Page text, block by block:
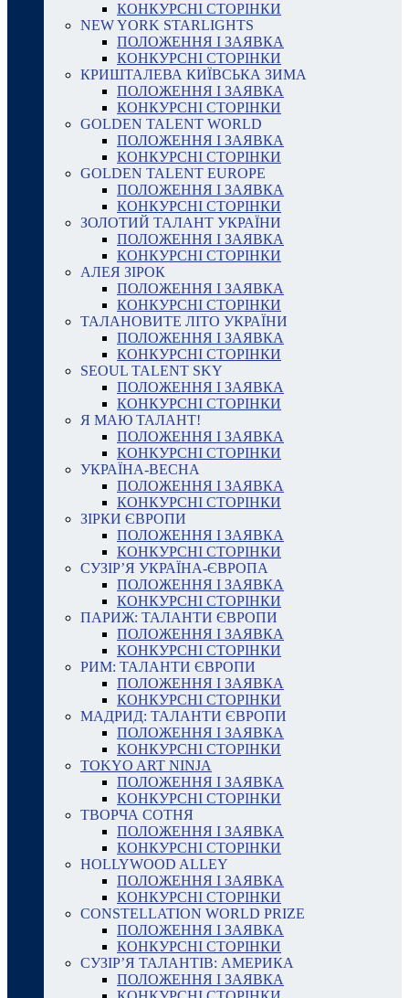
КОНКУРСНІ СТОРІНКИ
NEW YORK STARLIGHTS
ПОЛОЖЕННЯ І ЗАЯВКА
КОНКУРСНІ СТОРІНКИ
КРИШТАЛЕВА КИЇВСЬКА ЗИМА
ПОЛОЖЕННЯ І ЗАЯВКА
КОНКУРСНІ СТОРІНКИ
GOLDEN TALENT WORLD
ПОЛОЖЕННЯ І ЗАЯВКА
КОНКУРСНІ СТОРІНКИ
GOLDEN TALENT EUROPE
ПОЛОЖЕННЯ І ЗАЯВКА
КОНКУРСНІ СТОРІНКИ
ЗОЛОТИЙ ТАЛАНТ УКРАЇНИ
ПОЛОЖЕННЯ І ЗАЯВКА
КОНКУРСНІ СТОРІНКИ
АЛЕЯ ЗІРОК
ПОЛОЖЕННЯ І ЗАЯВКА
КОНКУРСНІ СТОРІНКИ
ТАЛАНОВИТЕ ЛІТО УКРАЇНИ
ПОЛОЖЕННЯ І ЗАЯВКА
КОНКУРСНІ СТОРІНКИ
SEOUL TALENT SKY
ПОЛОЖЕННЯ І ЗАЯВКА
КОНКУРСНІ СТОРІНКИ
Я МАЮ ТАЛАНТ!
ПОЛОЖЕННЯ І ЗАЯВКА
КОНКУРСНІ СТОРІНКИ
УКРАЇНА-ВЕСНА
ПОЛОЖЕННЯ І ЗАЯВКА
КОНКУРСНІ СТОРІНКИ
ЗІРКИ ЄВРОПИ
ПОЛОЖЕННЯ І ЗАЯВКА
КОНКУРСНІ СТОРІНКИ
СУЗІР’Я УКРАЇНА-ЄВРОПА
ПОЛОЖЕННЯ І ЗАЯВКА
КОНКУРСНІ СТОРІНКИ
ПАРИЖ: ТАЛАНТИ ЄВРОПИ
ПОЛОЖЕННЯ І ЗАЯВКА
КОНКУРСНІ СТОРІНКИ
РИМ: ТАЛАНТИ ЄВРОПИ
ПОЛОЖЕННЯ І ЗАЯВКА
КОНКУРСНІ СТОРІНКИ
МАДРИД: ТАЛАНТИ ЄВРОПИ
ПОЛОЖЕННЯ І ЗАЯВКА
КОНКУРСНІ СТОРІНКИ
TOKYO ART NINJA
ПОЛОЖЕННЯ І ЗАЯВКА
КОНКУРСНІ СТОРІНКИ
ТВОРЧА СОТНЯ
ПОЛОЖЕННЯ І ЗАЯВКА
КОНКУРСНІ СТОРІНКИ
HOLLYWOOD ALLEY
ПОЛОЖЕННЯ І ЗАЯВКА
КОНКУРСНІ СТОРІНКИ
CONSTELLATION WORLD PRIZE
ПОЛОЖЕННЯ І ЗАЯВКА
КОНКУРСНІ СТОРІНКИ
СУЗІР’Я ТАЛАНТІВ: АМЕРИКА
ПОЛОЖЕННЯ І ЗАЯВКА